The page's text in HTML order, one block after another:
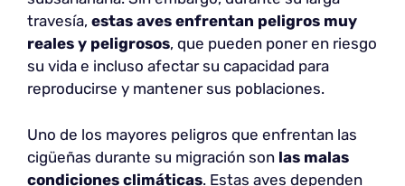
travesía, estas aves enfrentan peligros muy
reales y peligrosos, que pueden poner en riesgo
su vida e incluso afectar su capacidad para
reproducirse y mantener sus poblaciones.
Uno de los mayores peligros que enfrentan las
cigüeñas durante su migración son las malas
condiciones climáticas. Estas aves dependen